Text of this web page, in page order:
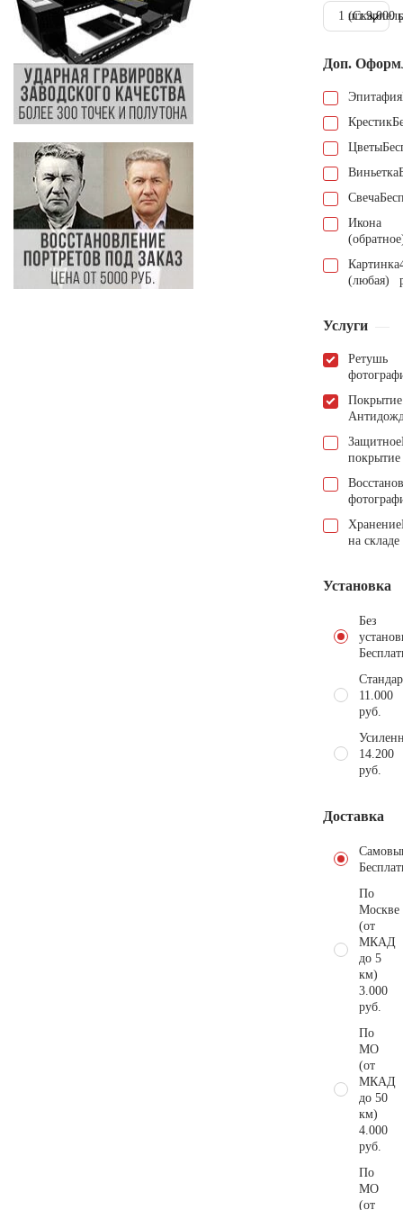
1 шт.9.000
Доп.
Эпитафия
Крестик
Цветы
Виньетка
Свеча
Икона
Картинка
(любая)
Услуги
Ретушь
Покрытие
Защитное
покрытие
Хранение
на складе
Установка
Без
11.000
руб.
14.200
руб.
Доставка
По
Москве
(от
МКАД
до 5
км)
3.000
руб.
По
МО
(от
МКАД
до 50
км)
4.000
руб.
По
МО
(от